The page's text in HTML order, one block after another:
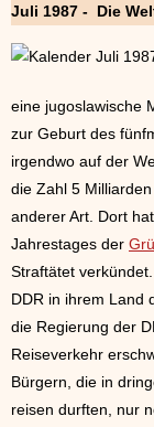
Juli 1987 - Die
eine jugoslawische
zur Geburt des
irgendwo auf der
die Zahl 5
anderer Art. Dort
Jahrestages der
Straftätet
DDR in ihrem Land
die Regierung der
Reiseverkehr
Bürgern, die in
reisen durften, nur